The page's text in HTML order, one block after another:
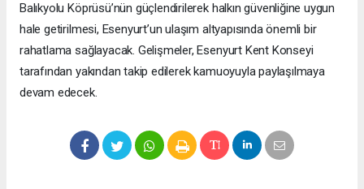
Balıkyolu Köprüsü’nün güçlendirilerek halkın güvenliğine uygun
hale getirilmesi, Esenyurt’un ulaşım altyapısında önemli bir
rahatlama sağlayacak. Gelişmeler, Esenyurt Kent Konseyi
tarafından yakından takip edilerek kamuoyuyla paylaşılmaya
devam edecek.